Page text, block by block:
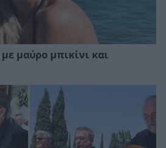
μαύρο μπικίνι και